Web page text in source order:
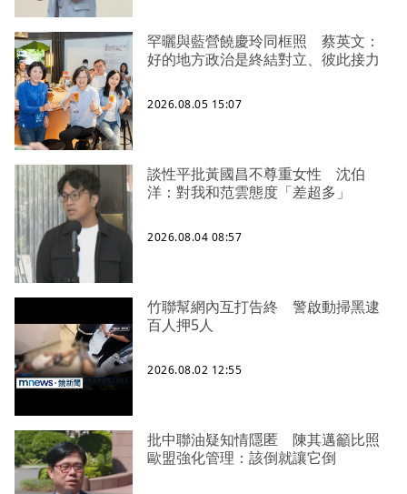
罕曬與藍營饒慶玲同框照 蔡英文：
好的地方政治是終結對立、彼此接力
2026.08.05 15:07
談性平批黃國昌不尊重女性 沈伯
洋：對我和范雲態度「差超多」
2026.08.04 08:57
竹聯幫網內互打告終 警啟動掃黑逮
百人押5人
2026.08.02 12:55
批中聯油疑知情隱匿 陳其邁籲比照
歐盟強化管理：該倒就讓它倒